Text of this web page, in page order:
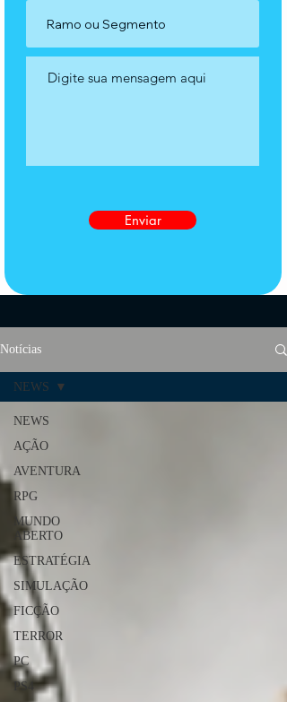
Enviar
Notícias
NEWS
AÇÃO
AVENTURA
RPG
MUNDO
ABERTO
ESTRATÉGIA
SIMULAÇÃO
FICÇÃO
TERROR
PC
PS4
NEWS